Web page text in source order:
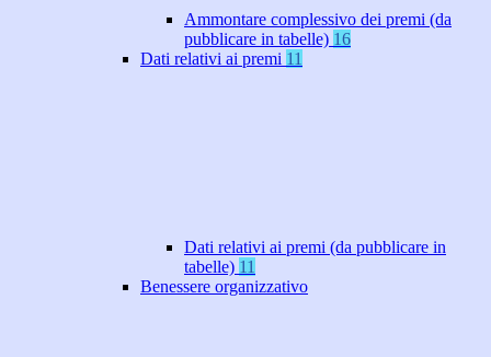
Ammontare complessivo dei premi (da
pubblicare in tabelle) 16
Dati relativi ai premi 11
Dati relativi ai premi (da pubblicare in
tabelle) 11
Benessere organizzativo